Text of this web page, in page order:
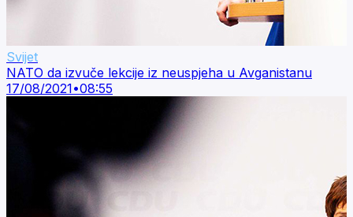
Svijet
NATO da izvuče lekcije iz neuspjeha u Avganistanu
17/08/2021•08:55